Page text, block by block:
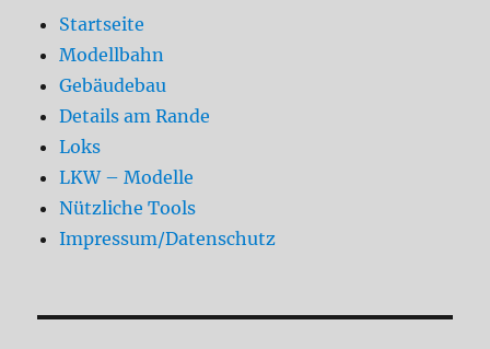
Startseite
Modellbahn
Gebäudebau
Details am Rande
Loks
LKW – Modelle
Nützliche Tools
Impressum/Datenschutz